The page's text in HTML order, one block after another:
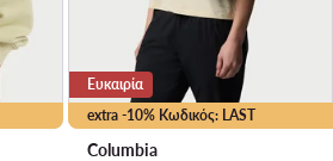
extra -10% Κωδικός: LAST
Ευκαιρία
Columbia